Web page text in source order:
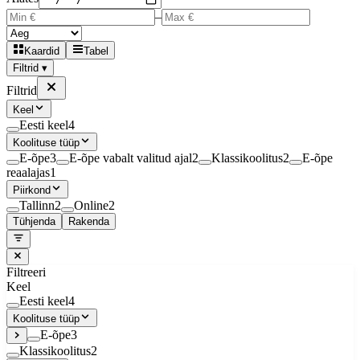
–
Kaardid
Tabel
Filtrid ▾
Filtrid
Keel
Eesti keel4
Koolituse tüüp
E-õpe3 E-õpe vabalt valitud ajal2 Klassikoolitus2
E-õpe
reaalajas1
Piirkond
Tallinn2 Online2
Tühjenda Rakenda
Filtreeri
Keel
Eesti keel4
Koolituse tüüp
E-õpe3
Klassikoolitus2